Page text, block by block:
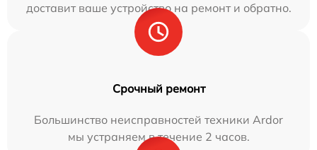
доставит ваше устройство на ремонт и обратно.
Срочный ремонт
Большинство неисправностей техники Ardor
мы устраняем в течение 2 часов.